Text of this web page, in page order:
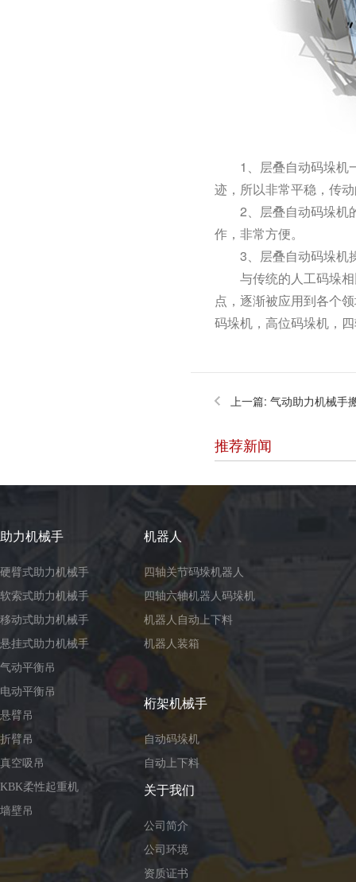
1、层叠自动码垛机一
迹，所以非常平稳，传
2、层叠自动码垛机的
作，非常方便。
3、层叠自动码垛机
与传统的人工码垛相
点，逐渐被应用到各个
码垛机，高位码垛机，
上一篇: 气动助力机械手
推荐新闻
助力机械手
硬臂式助力机械手
软索式助力机械手
移动式助力机械手
悬挂式助力机械手
气动平衡吊
电动平衡吊
悬臂吊
折臂吊
真空吸吊
KBK柔性起重机
墙壁吊
机器人
四轴关节码垛机器人
四轴六轴机器人码垛机
机器人自动上下料
机器人装箱
桁架机械手
自动码垛机
自动上下料
关于我们
公司简介
公司环境
资质证书